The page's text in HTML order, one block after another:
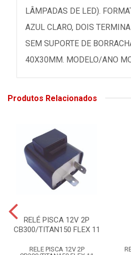
LÂMPADAS DE LED).
AZUL CLARO, DOIS
SEM SUPORTE DE
40X30MM. MODELO/ANO
Produtos Relacionados
RELÉ PISCA 12V 2P
CB300/TITAN150 FLEX 11
RELE PISCA 12V 2P